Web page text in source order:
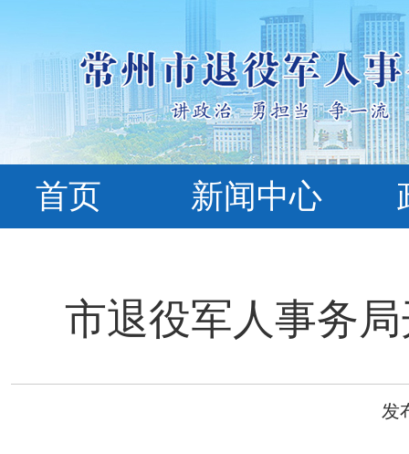
首页 新闻中心
市退役军人事务
发